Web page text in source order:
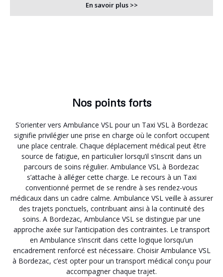
En savoir plus >>
Nos points forts
S’orienter vers Ambulance VSL pour un Taxi VSL à Bordezac
signifie privilégier une prise en charge où le confort occupent
une place centrale. Chaque déplacement médical peut être
source de fatigue, en particulier lorsqu’il s’inscrit dans un
parcours de soins régulier. Ambulance VSL à Bordezac
s’attache à alléger cette charge. Le recours à un Taxi
conventionné permet de se rendre à ses rendez-vous
médicaux dans un cadre calme. Ambulance VSL veille à assurer
des trajets ponctuels, contribuant ainsi à la continuité des
soins. A Bordezac, Ambulance VSL se distingue par une
approche axée sur l’anticipation des contraintes. Le transport
en Ambulance s’inscrit dans cette logique lorsqu’un
encadrement renforcé est nécessaire. Choisir Ambulance VSL
à Bordezac, c’est opter pour un transport médical conçu pour
accompagner chaque trajet.